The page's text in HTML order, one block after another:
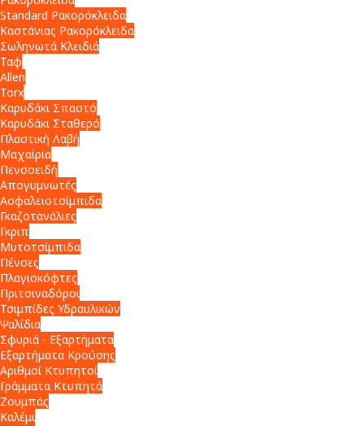
Standard Ρακορόκλειδα
Καστάνιας Ρακορόκλειδα
Σωληνωτά Κλειδιά
Ταφ
Allen
Torx
Καρυδάκι Σπαστό
Καρυδάκι Σταθερό
Πλαστική Λαβή
Μαχαίρια
Πενσοειδή
Απογυμνωτές
Ασφαλειοτσίμπιδα
Γκαζοτανάλιες
Γκριπ
Μυτοτσίμπιδα
Πένσες
Πλαγιοκόφτες
Πριτσιναδόροι
Τσιμπίδες Υδραυλικών
Ψαλίδια
Σφυριά - Εξαρτήματα
Εξαρτήματα Κρούσης
Αριθμοί Κτυπητοί
Γράμματα Κτυπητά
Ζουμπάς
Καλέμι